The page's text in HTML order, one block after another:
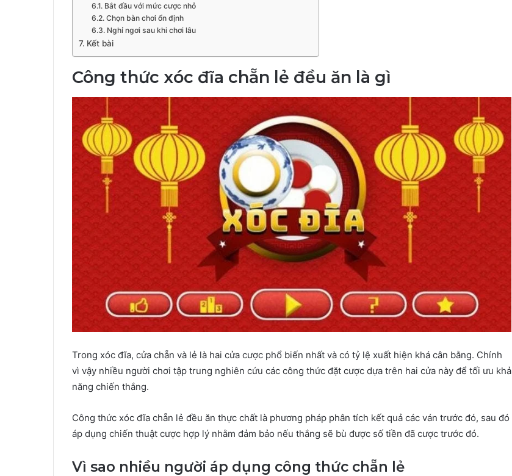
Bắt đầu với mức cược nhỏ
Chọn bàn chơi ổn định
Nghỉ ngơi sau khi chơi lâu
Kết bài
Công thức xóc đĩa chẵn lẻ đều ăn là gì
Trong xóc đĩa, cửa chẵn và lẻ là hai cửa cược phổ biến nhất và có tỷ lệ xuất hiện khá cân bằng. Chính
vì vậy nhiều người chơi tập trung nghiên cứu các công thức đặt cược dựa trên hai cửa này để tối ưu khả
năng chiến thắng.
Công thức xóc đĩa chẵn lẻ đều ăn thực chất là phương pháp phân tích kết quả các ván trước đó, sau đó
áp dụng chiến thuật cược hợp lý nhằm đảm bảo nếu thắng sẽ bù được số tiền đã cược trước đó.
Vì sao nhiều người áp dụng công thức chẵn lẻ